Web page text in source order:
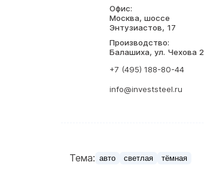
Офис:
Москва, шоссе
Энтузиастов, 17
Производство:
Балашиха, ул. Чехова 2
+7 (495) 188-80-44
info@investsteel.ru
Тема: авто светлая тёмная